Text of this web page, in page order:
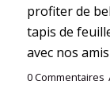
profiter de
tapis de
avec nos
0 Commentaires